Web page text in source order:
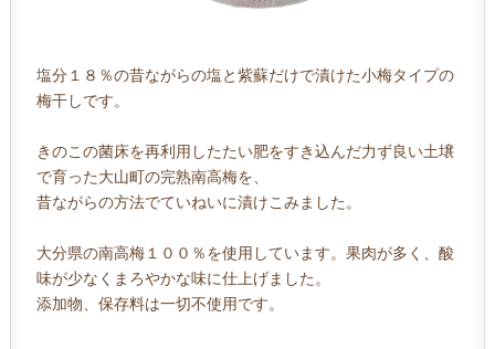
塩分１８％の昔ながらの塩と紫蘇だけで漬けた小梅タイプの
梅干しです。
きのこの菌床を再利用したたい肥をすき込んだ力ず良い土壌
で育った大山町の完熟南高梅を、
昔ながらの方法でていねいに漬けこみました。
大分県の南高梅１００％を使用しています。果肉が多く、酸
味が少なくまろやかな味に仕上げました。
添加物、保存料は一切不使用です。